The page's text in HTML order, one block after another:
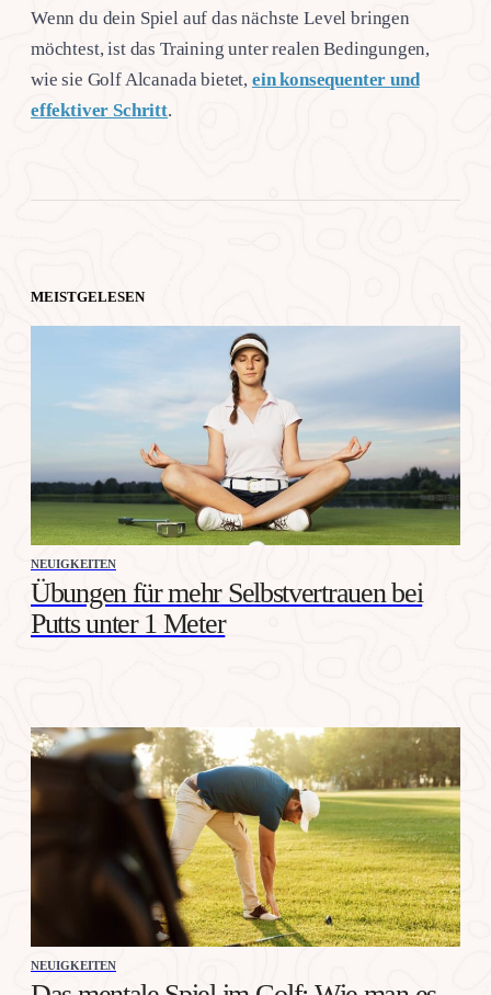
Wenn du dein Spiel auf das nächste Level bringen
möchtest, ist das Training unter realen Bedingungen,
wie sie Golf Alcanada bietet, ein konsequenter und
effektiver Schritt.
MEISTGELESEN
NEUIGKEITEN
Übungen für mehr Selbstvertrauen bei
Putts unter 1 Meter
NEUIGKEITEN